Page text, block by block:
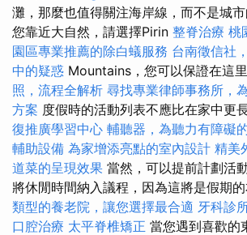
灘，那麼也值得關注海岸線，而不是城
您靠近大自然，請選擇Pirin 整脊治療 桃
園區專業推薦的除白蟻服務 台南徵信社
中的疑惑 Mountains，您可以保證在這
照，流程全解析 尋找專業律師事務所，
方案 度假時的活動列表不應比在家中更
復推廣學習中心 輔聽器，為聽力有障礙
輔助設備 為家增添亮點的室內設計 精美
道菜的呈現效果 當然，可以提前計劃活
將休閒時間納入議程，因為這將是假期的
類型的養老院，讓您選擇最合適 牙科診
口腔治療 太平脊椎矯正 當您遇到喜歡的